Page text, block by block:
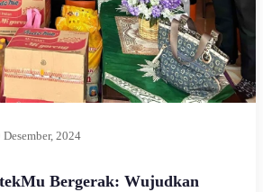
Desember, 2024
Bergerak: Wujudkan